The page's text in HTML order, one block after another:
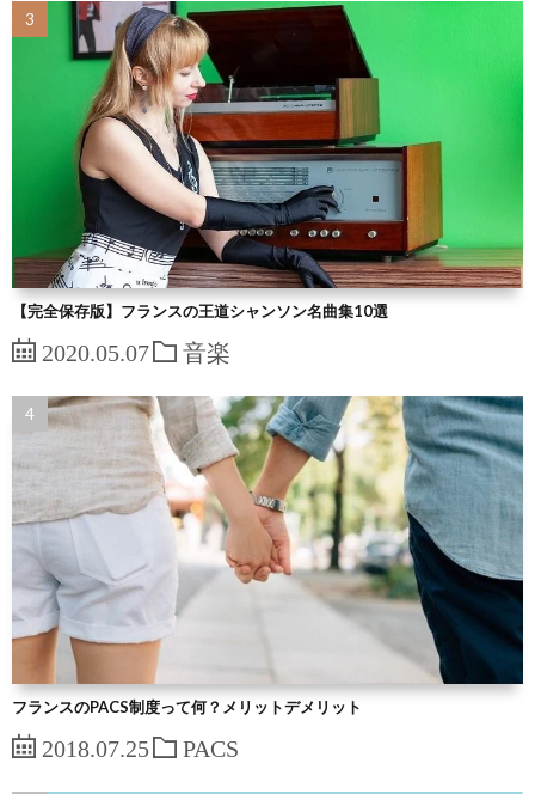
【完全保存版】フランスの王道シャンソン名曲集10選
2020.05.07 音楽
フランスのPACS制度って何？メリットデメリット
2018.07.25 PACS